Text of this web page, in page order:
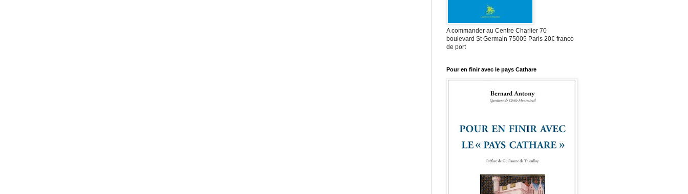
A commander au Centre Charlier 70
boulevard St Germain 75005 Paris 20€ franco
de port
Pour en finir avec le pays Cathare